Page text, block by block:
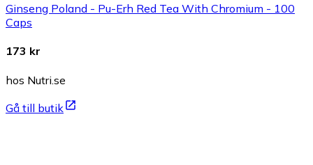
Ginseng Poland - Pu-Erh Red Tea With Chromium - 100
Caps
173 kr
hos Nutri.se
Gå till butik